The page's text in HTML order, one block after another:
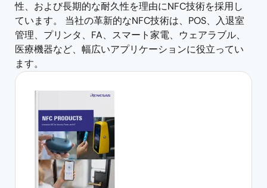
性、および長期的な耐久性を理由にNFC技術を採用し
ています。 当社の革新的なNFC技術は、POS、入退室
管理、プリンタ、FA、スマート家電、ウェアラブル、
医療機器など、幅広いアプリケーションに役立ってい
ます。